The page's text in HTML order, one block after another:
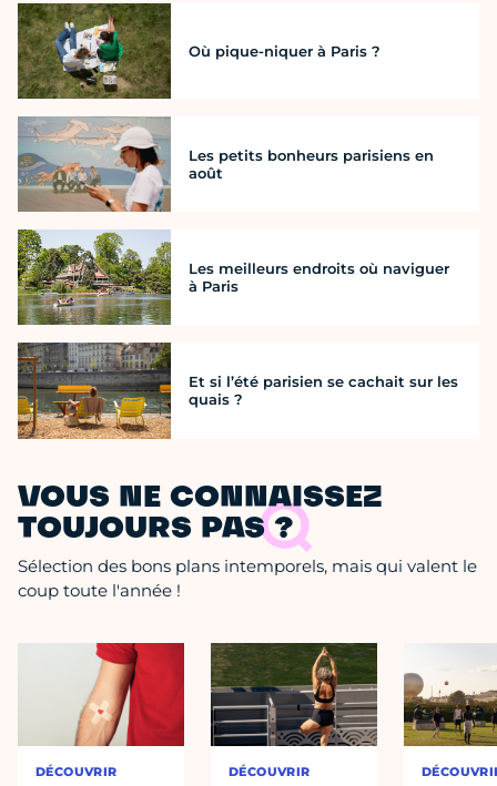
Où pique-niquer à Paris ?
Les petits bonheurs parisiens en
août
Les meilleurs endroits où naviguer
à Paris
Et si l’été parisien se cachait sur les
quais ?
VOUS NE CONNAISSEZ
TOUJOURS PAS ?
Sélection des bons plans intemporels, mais qui valent le
coup toute l'année !
DÉCOUVRIR DÉCOUVRIR